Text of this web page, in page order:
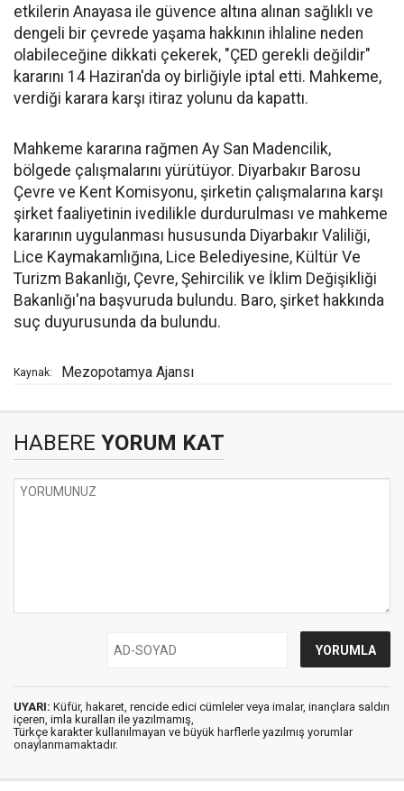
etkilerin Anayasa ile güvence altına alınan sağlıklı ve
dengeli bir çevrede yaşama hakkının ihlaline neden
olabileceğine dikkati çekerek, "ÇED gerekli değildir"
kararını 14 Haziran'da oy birliğiyle iptal etti. Mahkeme,
verdiği karara karşı itiraz yolunu da kapattı.
Mahkeme kararına rağmen Ay San Madencilik,
bölgede çalışmalarını yürütüyor. Diyarbakır Barosu
Çevre ve Kent Komisyonu, şirketin çalışmalarına karşı
şirket faaliyetinin ivedilikle durdurulması ve mahkeme
kararının uygulanması hususunda Diyarbakır Valiliği,
Lice Kaymakamlığına, Lice Belediyesine, Kültür Ve
Turizm Bakanlığı, Çevre, Şehircilik ve İklim Değişikliği
Bakanlığı'na başvuruda bulundu. Baro, şirket hakkında
suç duyurusunda da bulundu.
Kaynak: Mezopotamya Ajansı
HABERE YORUM KAT
UYARI: Küfür, hakaret, rencide edici cümleler veya imalar, inançlara saldırı
içeren, imla kuralları ile yazılmamış,
Türkçe karakter kullanılmayan ve büyük harflerle yazılmış yorumlar
onaylanmamaktadır.